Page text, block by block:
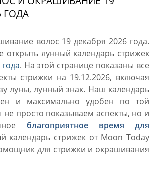
ГОДА
волос 19 декабря 2026 года.
открыть лунный календарь стрижек
. На этой странице показаны все
стрижки на 19.12.2026, включая
луны, лунный знак. Наш календарь
и максимально удобен по той
просто показываем аспекты, но и
благоприятное время для
календарь стрижек от Moon Today
для стрижки и окрашивания